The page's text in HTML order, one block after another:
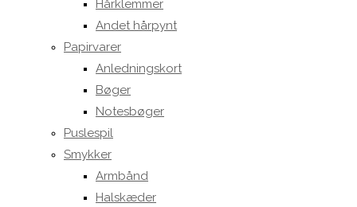
Hårklemmer
Andet hårpynt
Papirvarer
Anledningskort
Bøger
Notesbøger
Puslespil
Smykker
Armbånd
Halskæder